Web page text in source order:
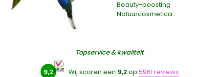
Beauty-boosting
Natuurcosmetica
Topservice & kwaliteit
9,2 Wij scoren een 9,2 op 5961 reviews